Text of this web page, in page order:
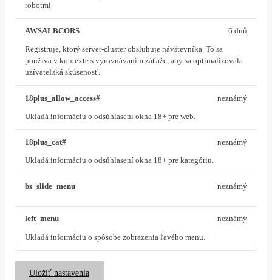
robotmi.
AWSALBCORS
Registruje, ktorý server-cluster obsluhuje návštevníka. To sa
používa v kontexte s vyrovnávaním záťaže, aby sa optimalizovala
užívateľská skúsenosť.
6 dnů
18plus_allow_access#
Ukladá informáciu o odsúhlasení okna 18+ pre web.
neznámý
18plus_cat#
Ukladá informáciu o odsúhlasení okna 18+ pre kategóriu.
neznámý
bs_slide_menu neznámý
left_menu
Ukladá informáciu o spôsobe zobrazenia ľavého menu.
neznámý
Uložiť nastavenia